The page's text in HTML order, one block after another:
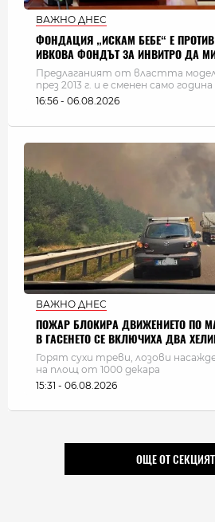
ВАЖНО ДНЕС
ФОНДАЦИЯ „ИСКАМ БЕБЕ“ Е
ИВКОВА ФОНДЪТ ЗА ИНВИТРО ДА
Предлаганият от властта модел
през 2013 г. и е сменен само
16:56 - 06.08.2026
ВАЖНО ДНЕС
ПОЖАР БЛОКИРА ДВИЖЕНИЕТО ПО
В ГАСЕНЕТО СЕ ВКЛЮЧИХА ДВА
Горят сухи треви, лозови
на площ от 1000 декара
15:31 - 06.08.2026
ОЩЕ ОТ